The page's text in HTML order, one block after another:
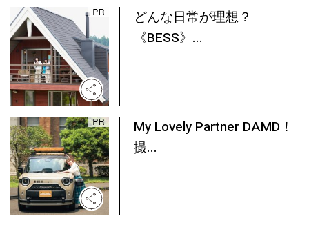
どんな日常が理想？
《BESS》...
My Lovely Partner DAMD！
撮...